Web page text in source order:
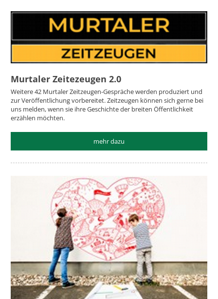
Murtaler Zeitezeugen 2.0
Weitere 42 Murtaler Zeitzeugen-Gespräche werden produziert und
zur Veröffentlichung vorbereitet. Zeitzeugen können sich gerne bei
uns melden, wenn sie ihre Geschichte der breiten Öffentlichkeit
erzählen möchten.
mehr dazu